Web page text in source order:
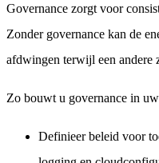
Governance zorgt voor
Zonder governance kan de
afdwingen terwijl een andere
Zo bouwt u governance in
Definieer beleid voor